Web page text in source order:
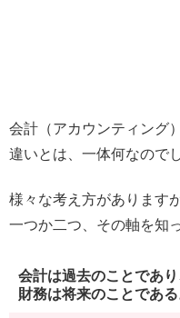
会計（アカウンティング
違いとは、一体何なので
様々な考え方がありますが
一つか二つ、その軸を知
会計は過去のことであり
財務は将来のことである